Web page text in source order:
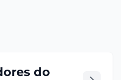
do